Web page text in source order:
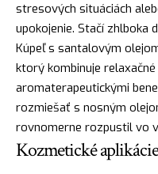
stresových situáciách
upokojenie. Stačí zhlboka
Kúpeľ s santalovým
ktorý kombinuje
aromaterapeutickými
rozmiešať s nosným
rovnomerne rozpustil vo
Kozmetické